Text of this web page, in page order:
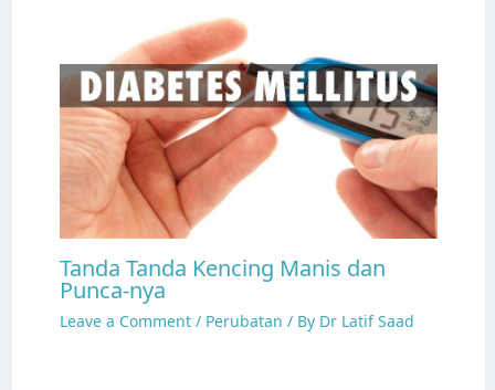
Tanda Tanda Kencing Manis dan
Punca-nya
Leave a Comment / Perubatan / By Dr Latif Saad